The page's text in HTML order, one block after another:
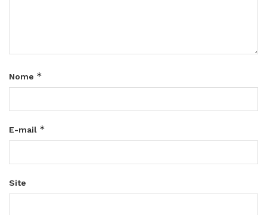
Nome *
E-mail *
Site